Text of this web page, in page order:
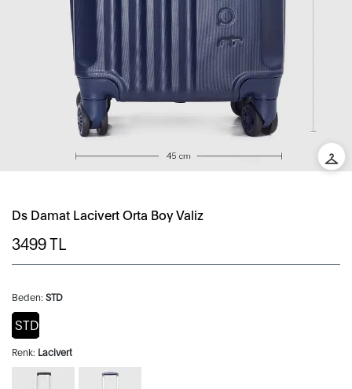
Ds Damat Lacivert Orta Boy Valiz
3499TL
Beden: STD
STD
Renk: Lacivert